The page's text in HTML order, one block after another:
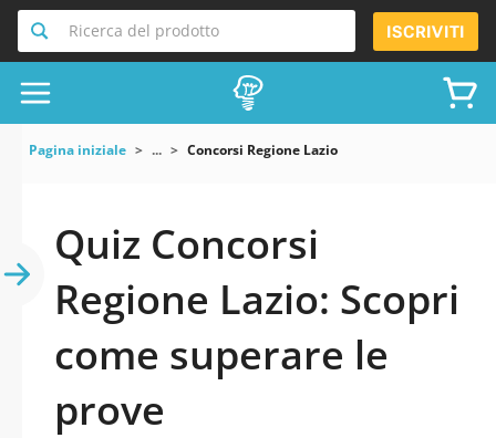
Ricerca del prodotto ISCRIVITI
Pagina iniziale ... Concorsi Regione Lazio
Quiz Concorsi
Regione Lazio: Scopri
come superare le
prove